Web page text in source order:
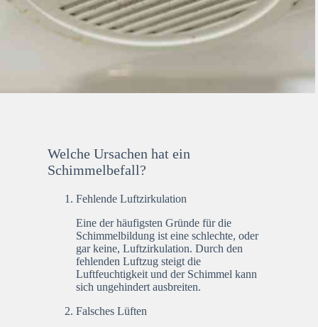
Welche Ursachen hat ein
Schimmelbefall?
Fehlende Luftzirkulation
Eine der häufigsten Gründe für die
Schimmelbildung ist eine schlechte, oder
gar keine, Luftzirkulation. Durch den
fehlenden Luftzug steigt die
Luftfeuchtigkeit und der Schimmel kann
sich ungehindert ausbreiten.
Falsches Lüften